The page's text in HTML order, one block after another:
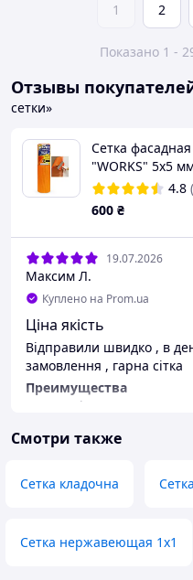
1 2
Показано 1 -
Отзывы
сетки»
Сетка
"WORKS" 5х5
м2 (оранжевая)
4.8
600 ₴
19.07.2026
Максим Л.
Куплено на Prom.ua
Ціна якість
Відправили швидко , в
замовлення , гарна сітка
Преимущества
Гарна якість
Нема
Смотри также
Сетка кладочна
Сетка нержавеющая 1х1